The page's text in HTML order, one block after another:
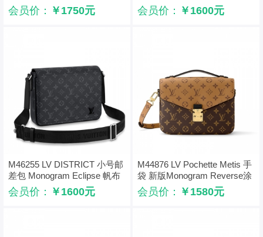
肩斜挎包
会员价： ￥1750元
士单肩斜挎包
会员价： ￥1600元
M46255 LV DISTRICT 小号邮
差包 Monogram Eclipse 帆布
男士单肩斜挎包
会员价： ￥1600元
M44876 LV Pochette Metis 手
袋 新版Monogram Reverse涂
层老花邮差包
会员价： ￥1580元